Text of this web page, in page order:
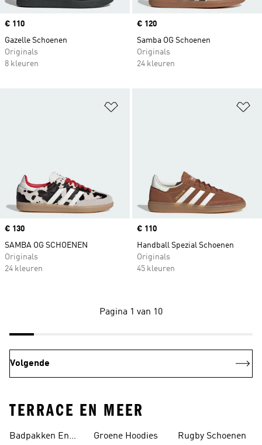
Price
€ 110
Gazelle Schoenen
Originals
8 kleuren
Price
€ 120
Samba OG Schoenen
Originals
24 kleuren
Price
€ 130
SAMBA OG SCHOENEN
Originals
24 kleuren
Price
€ 110
Handball Spezial Schoenen
Originals
45 kleuren
Pagina 1 van 10
Volgende
TERRACE EN MEER
Badpakken En
Groene Hoodies Rugby Schoenen